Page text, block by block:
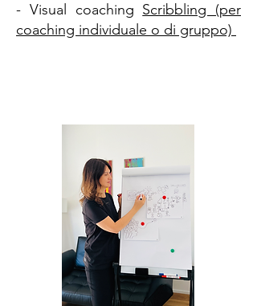
- Visual coaching Scribbling (per
coaching individuale o di gruppo)